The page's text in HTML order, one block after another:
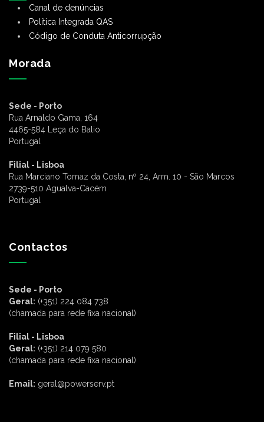
Canal de denúncias
Política Integrada QAS
Código de Conduta Anticorrupção
Morada
Sede - Porto
Rua Arnaldo Gama, 164
4465-584 Leça do Balio
Portugal
Filial - Lisboa
Rua Marciano Tomaz da Costa, nº 24, Arm. 10 - São Marcos
2739-510 Agualva-Cacém
Portugal
Contactos
Sede - Porto
Geral: (+351) 224 084 738
(chamada para rede fixa nacional)
Filial - Lisboa
Geral: (+351) 214 079 580
(chamada para rede fixa nacional)
Email: geral@powerserv.pt